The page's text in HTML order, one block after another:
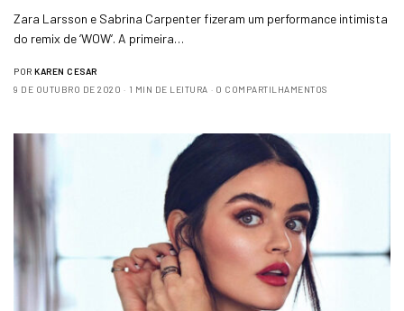
Zara Larsson e Sabrina Carpenter fizeram um performance intimista
do remix de ‘WOW‘. A primeira…
POR KAREN CESAR
9 DE OUTUBRO DE 2020
1 MIN DE LEITURA 0 COMPARTILHAMENTOS